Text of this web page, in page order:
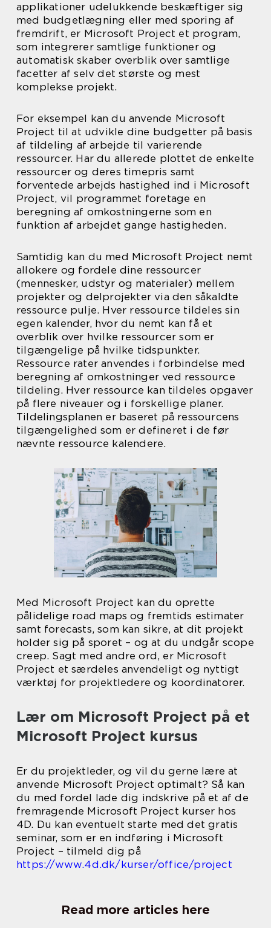
applikationer udelukkende beskæftiger sig
med budgetlægning eller med sporing af
fremdrift, er Microsoft Project et program,
som integrerer samtlige funktioner og
automatisk skaber overblik over samtlige
facetter af selv det største og mest
komplekse projekt.
For eksempel kan du anvende Microsoft
Project til at udvikle dine budgetter på basis
af tildeling af arbejde til varierende
ressourcer. Har du allerede plottet de enkelte
ressourcer og deres timepris samt
forventede arbejds hastighed ind i Microsoft
Project, vil programmet foretage en
beregning af omkostningerne som en
funktion af arbejdet gange hastigheden.
Samtidig kan du med Microsoft Project nemt
allokere og fordele dine ressourcer
(mennesker, udstyr og materialer) mellem
projekter og delprojekter via den såkaldte
ressource pulje. Hver ressource tildeles sin
egen kalender, hvor du nemt kan få et
overblik over hvilke ressourcer som er
tilgængelige på hvilke tidspunkter.
Ressource rater anvendes i forbindelse med
beregning af omkostninger ved ressource
tildeling. Hver ressource kan tildeles opgaver
på flere niveauer og i forskellige planer.
Tildelingsplanen er baseret på ressourcens
tilgængelighed som er defineret i de før
nævnte ressource kalendere.
Med Microsoft Project kan du oprette
pålidelige road maps og fremtids estimater
samt forecasts, som kan sikre, at dit projekt
holder sig på sporet – og at du undgår scope
creep. Sagt med andre ord, er Microsoft
Project et særdeles anvendeligt og nyttigt
værktøj for projektledere og koordinatorer.
Lær om Microsoft Project på et
Microsoft Project kursus
Er du projektleder, og vil du gerne lære at
anvende Microsoft Project optimalt? Så kan
du med fordel lade dig indskrive på et af de
fremragende Microsoft Project kurser hos
4D. Du kan eventuelt starte med det gratis
seminar, som er en indføring i Microsoft
Project – tilmeld dig på
https://www.4d.dk/kurser/office/project
Read more articles here